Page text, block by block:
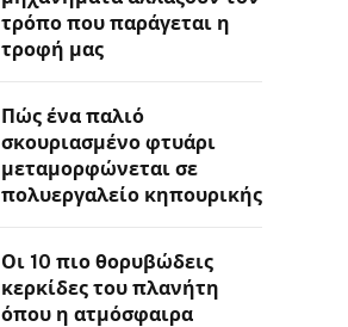
τρόπο που παράγεται η
τροφή μας
Πώς ένα παλιό
σκουριασμένο φτυάρι
μεταμορφώνεται σε
πολυεργαλείο κηπουρικής
Οι 10 πιο θορυβώδεις
κερκίδες του πλανήτη
όπου η ατμόσφαιρα